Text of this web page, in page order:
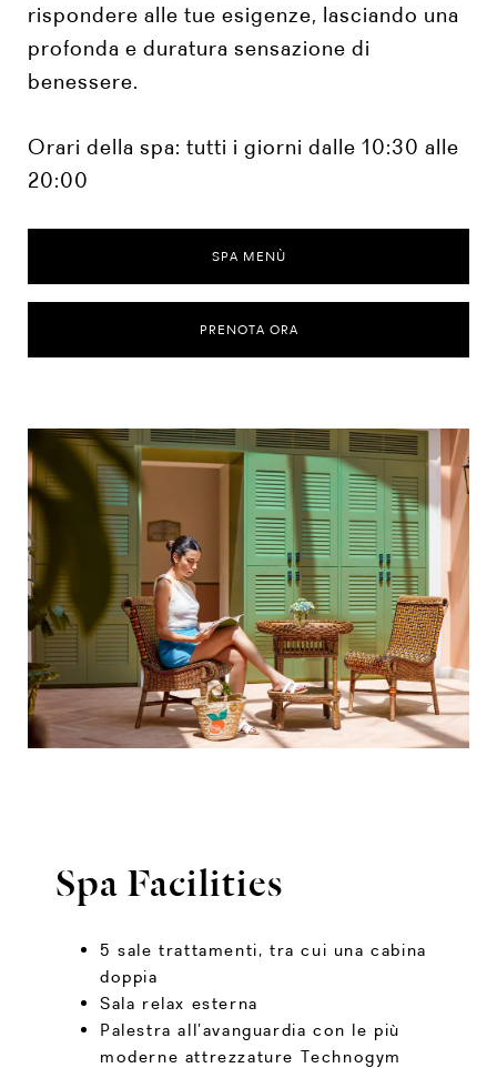
rispondere alle tue esigenze, lasciando una
profonda e duratura sensazione di
benessere.
Orari della spa: tutti i giorni dalle 10:30 alle
20:00
SPA MENÙ
PRENOTA ORA
Spa Facilities
5 sale trattamenti, tra cui una cabina
doppia
Sala relax esterna
Palestra all’avanguardia con le più
moderne attrezzature Technogym